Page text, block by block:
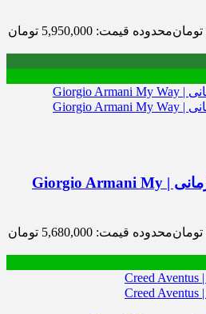
تومان
محدوده قیمت: 5,950,000 تومان
عطر مای وی جورجیو آرمانی | Giorgio Armani My
تومان
محدوده قیمت: 5,680,000 تومان